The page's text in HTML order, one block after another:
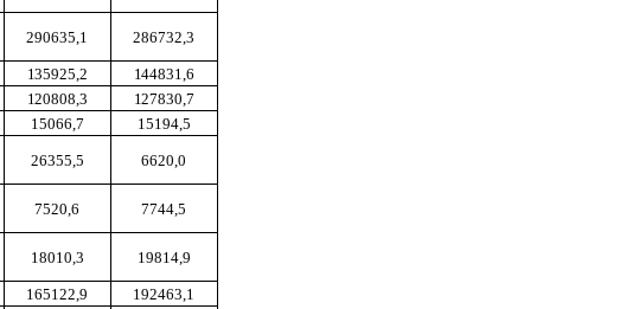
290635,1 286732,3
135925,2
144831,6
120808,3
127830,7
15066,7
15194,5
26355,5 6620,0
7520,6 7744,5
18010,3 19814,9
165122,9
192463,1